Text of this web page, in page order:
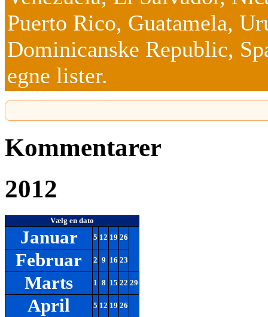
Puerto Rico, Guatamela,
Dominicanske Republic,
egne lister.
Kommentarer
2012
Vælg en dato
Januar 5 12 19 26
Februar 2 9 16 23
Marts 1 8 15 22 29
April 5 12 19 26